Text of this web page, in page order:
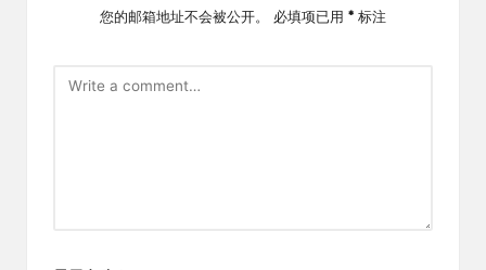
您的邮箱地址不会被公开。 必填项已用 * 标注